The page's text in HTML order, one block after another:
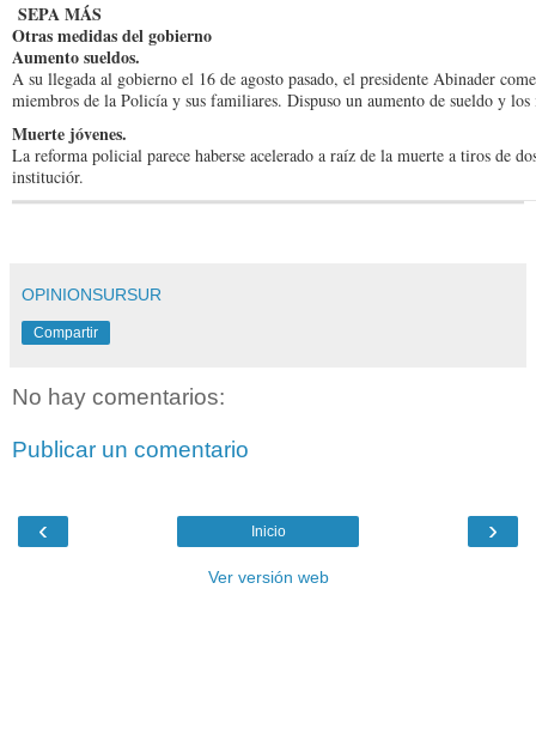
SEPA MÁS
Otras medidas del gobierno
Aumento sueldos.
A su llegada al gobierno el 16 de agosto pasado, el presidente Abinader
miem­bros de la Policía y sus familiares. Dispuso un aumento de sueldo y
Muerte jóvenes.
La reforma policial pa­rece haberse acelerado a raíz de la muerte a tiros de
instituciór.
OPINIONSURSUR
Compartir
No hay comentarios:
Publicar un comentario
‹ ›
Inicio
Ver versión web